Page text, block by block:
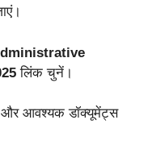
लिंक चुनें।
और आवश्यक डॉक्यूमेंट्स